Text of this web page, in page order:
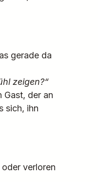
gerade da
zeigen?“
Gast, der an
sich, ihn
verloren